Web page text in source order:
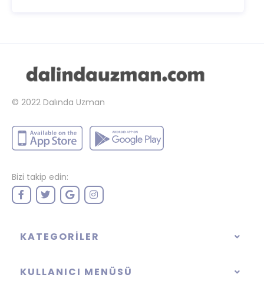
© 2022 Dalında Uzman
Bizi takip edin:
KATEGORILER
KULLANICI MENÜSÜ